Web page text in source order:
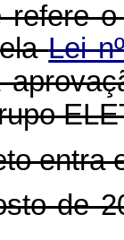
refere
Lei
entra
de